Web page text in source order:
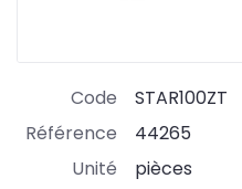
Code
STAR100ZT
Référence
44265
Unité
pièces